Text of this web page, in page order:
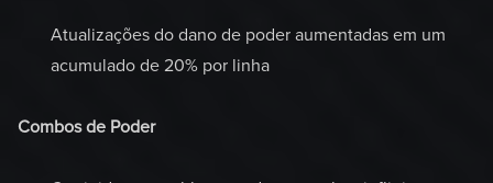
Atualizações do dano de poder aumentadas em um
acumulado de 20% por linha
Combos de Poder